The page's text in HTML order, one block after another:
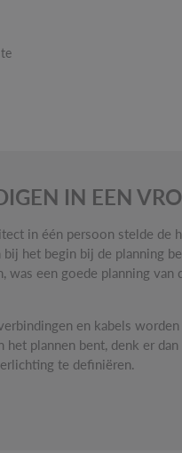
IN EEN
in één persoon stelde de
het begin bij de planning
was een goede planning
en kabels
plannen bent, denk er
te definiëren.